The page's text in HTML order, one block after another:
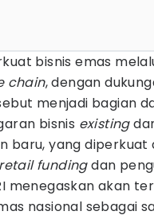
bisnis emas
chain, dengan
menjadi bagian
bisnis existing
baru, yang diperkuat
retail fundingdan
menegaskan akan
nasional sebagai